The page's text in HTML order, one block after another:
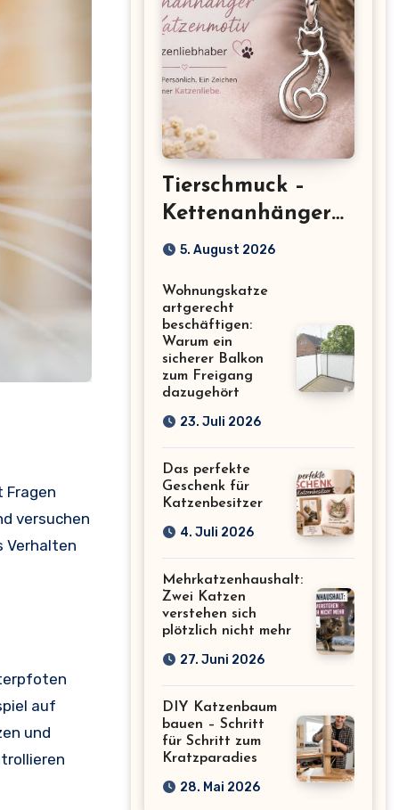
Fragen
versuchen
Verhalten
auf
und
Tierschmuck –
Kettenanhänger
mit Katzenmotiv
Katzenliebhaber
5. August 2026
Wohnungskatze
artgerecht
beschäftigen:
Warum ein
sicherer Balkon
zum Freigang
dazugehört
23. Juli 2026
Das perfekte
Geschenk für
Katzenbesitzer
4. Juli 2026
Mehrkatzenhaushalt:
Zwei Katzen
verstehen sich
plötzlich nicht mehr
27. Juni 2026
DIY Katzenbaum
bauen – Schritt
für Schritt zum
Kratzparadies
28. Mai 2026